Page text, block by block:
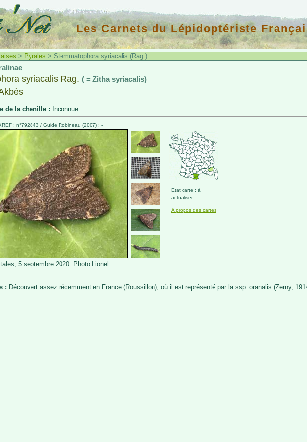
Les Carnets du Lépidoptériste
> Pyrales > Stemmatophora syriacalis (Rag.)
syriacalis Rag. ( = Zitha syriacalis)
de la chenille : Inconnue
: n°792843 / Guide Robineau (2007) : -
5 septembre 2020. Photo Lionel
Etat carte : à
actualiser
A propos des cartes
: Découvert assez récemment en France (Roussillon), où il est représenté par la ssp. oranalis (Zerny,